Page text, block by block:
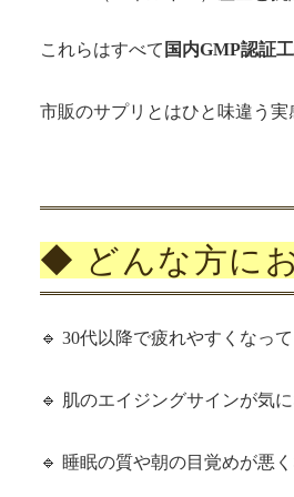
これらはすべて 国内GMP認証
市販のサプリとはひと味違う実
◆ どんな方に
🔹 30代以降で疲れやすくなっ
🔹 肌のエイジングサインが気
🔹 睡眠の質や朝の目覚めが悪